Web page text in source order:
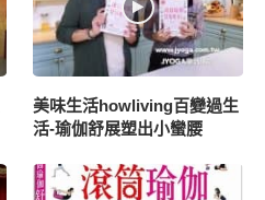
美味生活howliving百變過生
活-瑜伽舒展塑出小蠻腰